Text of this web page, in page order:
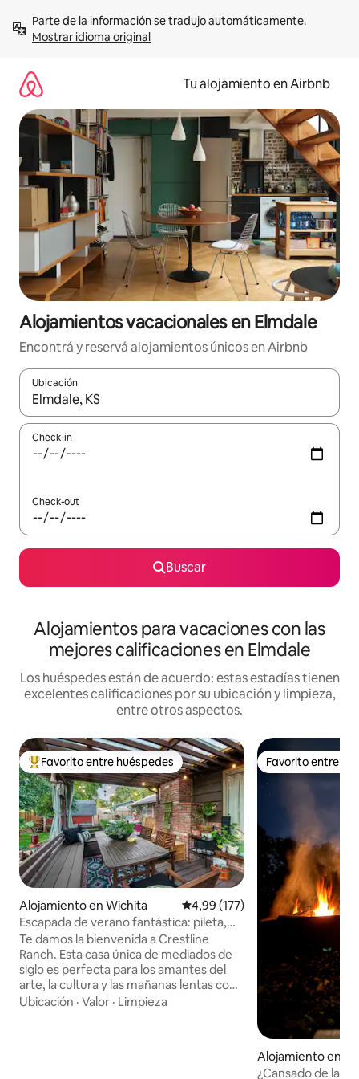
contenidoMostrar idioma original
Tu alojamiento en Airbnb
Alojamientos vacacionales en Elmdale
Encontrá y reservá alojamientos únicos en Airbnb
Ubicación
Cuando los resultados estén disponibles, navegá con las
Check-in
Check-out
Buscar
Alojamientos para vacaciones con las
mejores calificaciones en Elmdale
Los huéspedes están de acuerdo: estas estadías tienen
excelentes calificaciones por su ubicación y limpieza,
entre otros aspectos.
Favorito entre los huéspedes más destacados
Favorito entre huéspedes
Alojamiento en Wichita Calificación promedio: 4,99 de
4,99 (177)
Escapada de verano fantástica: pileta,
jacuzzi, bar clandestino
Te damos la bienvenida a Crestline
Ranch. Esta casa única de mediados de
siglo es perfecta para los amantes del
arte, la cultura y las mañanas lentas con
un buen libro. Los tesoros mundanos
Ubicación · Valor · Limpieza
Favorito entre
Favorito entre
Alojamiento en
d Falls
¿Cansado de la